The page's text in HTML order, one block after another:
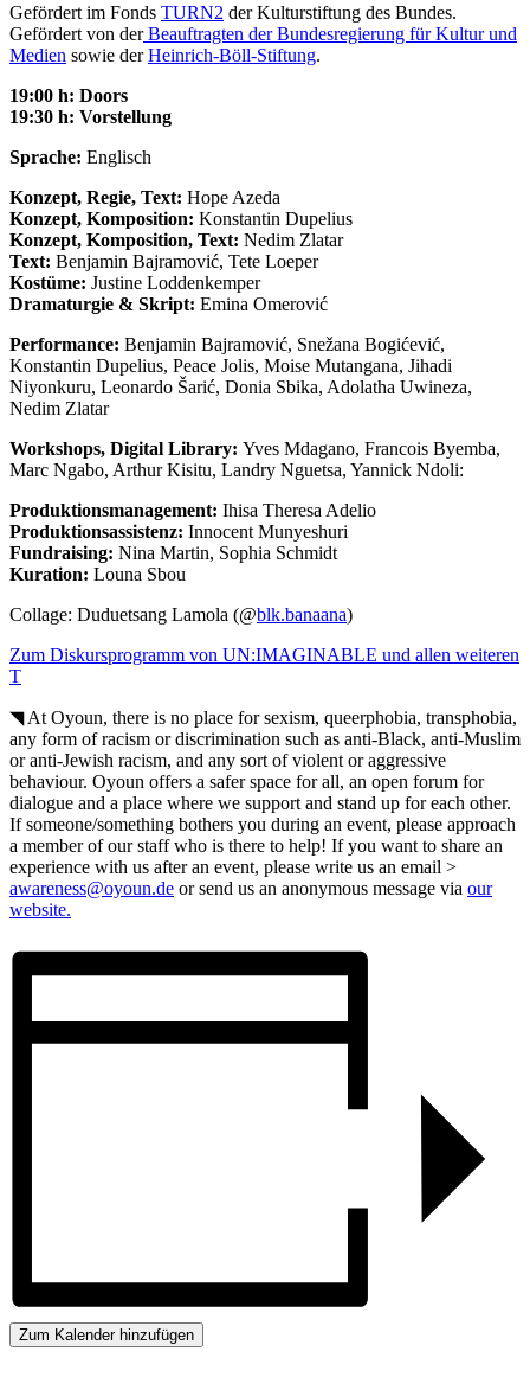
Gefördert im Fonds TURN2 der Kulturstiftung des Bundes.
Gefördert von derBeauftragten der Bundesregierung für Kultur und
Medien sowie derHeinrich-Böll-Stiftung.
19:00 h: Doors
19:30 h: Vorstellung
Sprache: Englisch
Konzept, Regie, Text: Hope Azeda
Konzept, Komposition: Konstantin Dupelius
Konzept, Komposition, Text: Nedim Zlatar
Text: Benjamin Bajramović, Tete Loeper
Kostüme: Justine Loddenkemper
Dramaturgie & Skript: Emina Omerović
Performance: Benjamin Bajramović, Snežana Bogićević,
Konstantin Dupelius, Peace Jolis, Moise Mutangana, Jihadi
Niyonkuru, Leonardo Šarić, Donia Sbika, Adolatha Uwineza,
Nedim Zlatar
Workshops, Digital Library: Yves Mdagano, Francois Byemba,
Marc Ngabo, Arthur Kisitu, Landry Nguetsa, Yannick Ndoli:
Produktionsmanagement: Ihisa Theresa Adelio
Produktionsassistenz: Innocent Munyeshuri
Fundraising: Nina Martin, Sophia Schmidt
Kuration: Louna Sbou
Collage: Duduetsang Lamola (@blk.banaana)
Zum Diskursprogramm von UN:IMAGINABLE und allen weiteren
T
◥ At Oyoun, there is no place for sexism, queerphobia, transphobia,
any form of racism or discrimination such as anti-Black, anti-Muslim
or anti-Jewish racism, and any sort of violent or aggressive
behaviour. Oyoun offers a safer space for all, an open forum for
dialogue and a place where we support and stand up for each other.
If someone/something bothers you during an event, please approach
a member of our staff who is there to help! If you want to share an
experience with us after an event, please write us an email >
awareness@oyoun.de or send us an anonymous message via our
website.
Zum Kalender hinzufügen